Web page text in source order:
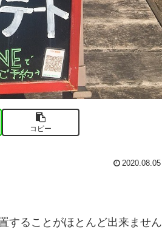
コピー
2020.08.05
することがほとんど出来ません